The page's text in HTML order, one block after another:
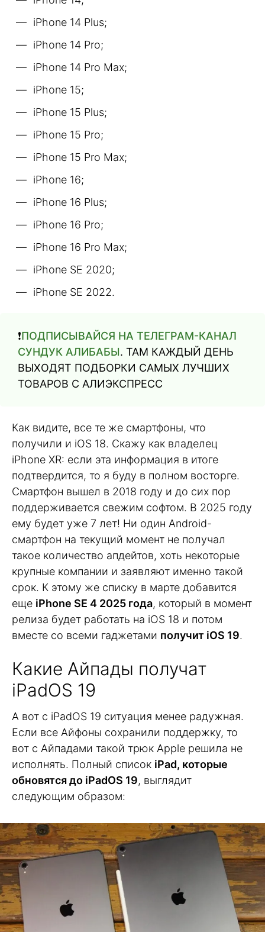
iPhone 14 Plus;
iPhone 14 Pro;
iPhone 14 Pro Max;
iPhone 15;
iPhone 15 Plus;
iPhone 15 Pro;
iPhone 15 Pro Max;
iPhone 16;
iPhone 16 Plus;
iPhone 16 Pro;
iPhone 16 Pro Max;
iPhone SE 2020;
iPhone SE 2022.
❗️ПОДПИСЫВАЙСЯ НА ТЕЛЕГРАМ-КАНАЛ
СУНДУК АЛИБАБЫ. ТАМ КАЖДЫЙ ДЕНЬ
ВЫХОДЯТ ПОДБОРКИ САМЫХ ЛУЧШИХ
ТОВАРОВ С АЛИЭКСПРЕСС
Как видите, все те же смартфоны, что
получили и iOS 18. Скажу как владелец
iPhone XR: если эта информация в итоге
подтвердится, то я буду в полном восторге.
Смартфон вышел в 2018 году и до сих пор
поддерживается свежим софтом. В 2025 году
ему будет уже 7 лет! Ни один Android-
смартфон на текущий момент не получал
такое количество апдейтов, хоть некоторые
крупные компании и заявляют именно такой
срок. К этому же списку в марте добавится
еще iPhone SE 4 2025 года, который в момент
релиза будет работать на iOS 18 и потом
вместе со всеми гаджетами получит iOS 19.
Какие Айпады получат
iPadOS 19
А вот с iPadOS 19 ситуация менее радужная.
Если все Айфоны сохранили поддержку, то
вот с Айпадами такой трюк Apple решила не
исполнять. Полный список iPad, которые
обновятся до iPadOS 19, выглядит
следующим образом: